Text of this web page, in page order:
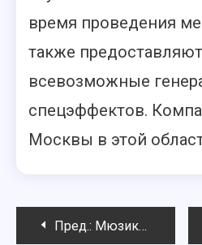
время проведения
также
всевозможные
спецэффектов.
Москвы в этой
Навигация
Пред.: Мюзикл CHICAGO. Премьера 2013 года.